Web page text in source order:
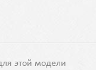
этой модели